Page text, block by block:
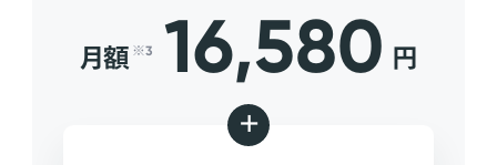
月額 ※3 16,580 円
+